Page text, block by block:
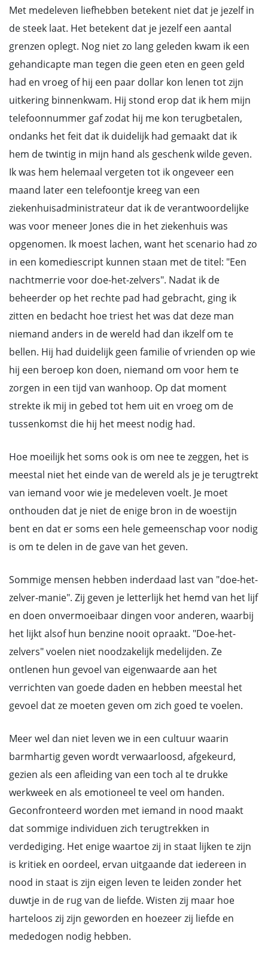
Met medeleven liefhebben betekent niet dat je jezelf in
de steek laat. Het betekent dat je jezelf een aantal
grenzen oplegt. Nog niet zo lang geleden kwam ik een
gehandicapte man tegen die geen eten en geen geld
had en vroeg of hij een paar dollar kon lenen tot zijn
uitkering binnenkwam. Hij stond erop dat ik hem mijn
telefoonnummer gaf zodat hij me kon terugbetalen,
ondanks het feit dat ik duidelijk had gemaakt dat ik
hem de twintig in mijn hand als geschenk wilde geven.
Ik was hem helemaal vergeten tot ik ongeveer een
maand later een telefoontje kreeg van een
ziekenhuisadministrateur dat ik de verantwoordelijke
was voor meneer Jones die in het ziekenhuis was
opgenomen. Ik moest lachen, want het scenario had zo
in een komediescript kunnen staan met de titel: "Een
nachtmerrie voor doe-het-zelvers". Nadat ik de
beheerder op het rechte pad had gebracht, ging ik
zitten en bedacht hoe triest het was dat deze man
niemand anders in de wereld had dan ikzelf om te
bellen. Hij had duidelijk geen familie of vrienden op wie
hij een beroep kon doen, niemand om voor hem te
zorgen in een tijd van wanhoop. Op dat moment
strekte ik mij in gebed tot hem uit en vroeg om de
tussenkomst die hij het meest nodig had.
Hoe moeilijk het soms ook is om nee te zeggen, het is
meestal niet het einde van de wereld als je je terugtrekt
van iemand voor wie je medeleven voelt. Je moet
onthouden dat je niet de enige bron in de woestijn
bent en dat er soms een hele gemeenschap voor nodig
is om te delen in de gave van het geven.
Sommige mensen hebben inderdaad last van "doe-het-
zelver-manie". Zij geven je letterlijk het hemd van het lijf
en doen onvermoeibaar dingen voor anderen, waarbij
het lijkt alsof hun benzine nooit opraakt. "Doe-het-
zelvers" voelen niet noodzakelijk medelijden. Ze
ontlenen hun gevoel van eigenwaarde aan het
verrichten van goede daden en hebben meestal het
gevoel dat ze moeten geven om zich goed te voelen.
Meer wel dan niet leven we in een cultuur waarin
barmhartig geven wordt verwaarloosd, afgekeurd,
gezien als een afleiding van een toch al te drukke
werkweek en als emotioneel te veel om handen.
Geconfronteerd worden met iemand in nood maakt
dat sommige individuen zich terugtrekken in
verdediging. Het enige waartoe zij in staat lijken te zijn
is kritiek en oordeel, ervan uitgaande dat iedereen in
nood in staat is zijn eigen leven te leiden zonder het
duwtje in de rug van de liefde. Wisten zij maar hoe
harteloos zij zijn geworden en hoezeer zij liefde en
mededogen nodig hebben.